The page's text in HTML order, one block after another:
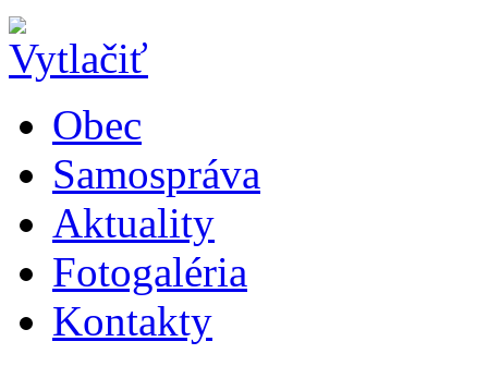
Obec
Samospráva
Aktuality
Fotogaléria
Kontakty